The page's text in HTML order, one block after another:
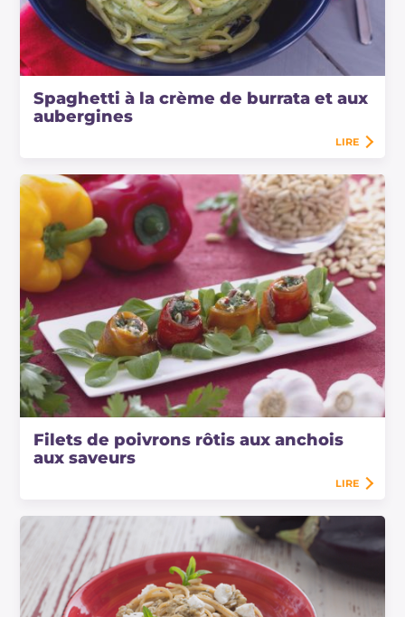
Spaghetti à la crème de burrata et aux
aubergines
LIRE
Filets de poivrons rôtis aux anchois
aux saveurs
LIRE